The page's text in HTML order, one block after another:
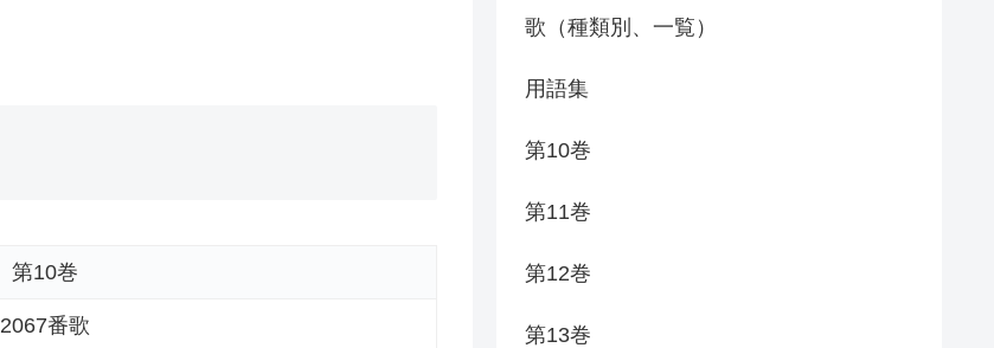
第10巻
2067番歌
歌（種類別、一覧）
用語集
第10巻
第11巻
第12巻
第13巻